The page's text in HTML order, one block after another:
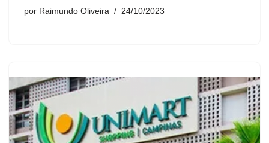
por Raimundo Oliveira 24/10/2023